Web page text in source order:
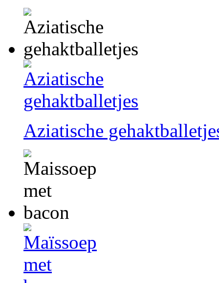
Aziatische